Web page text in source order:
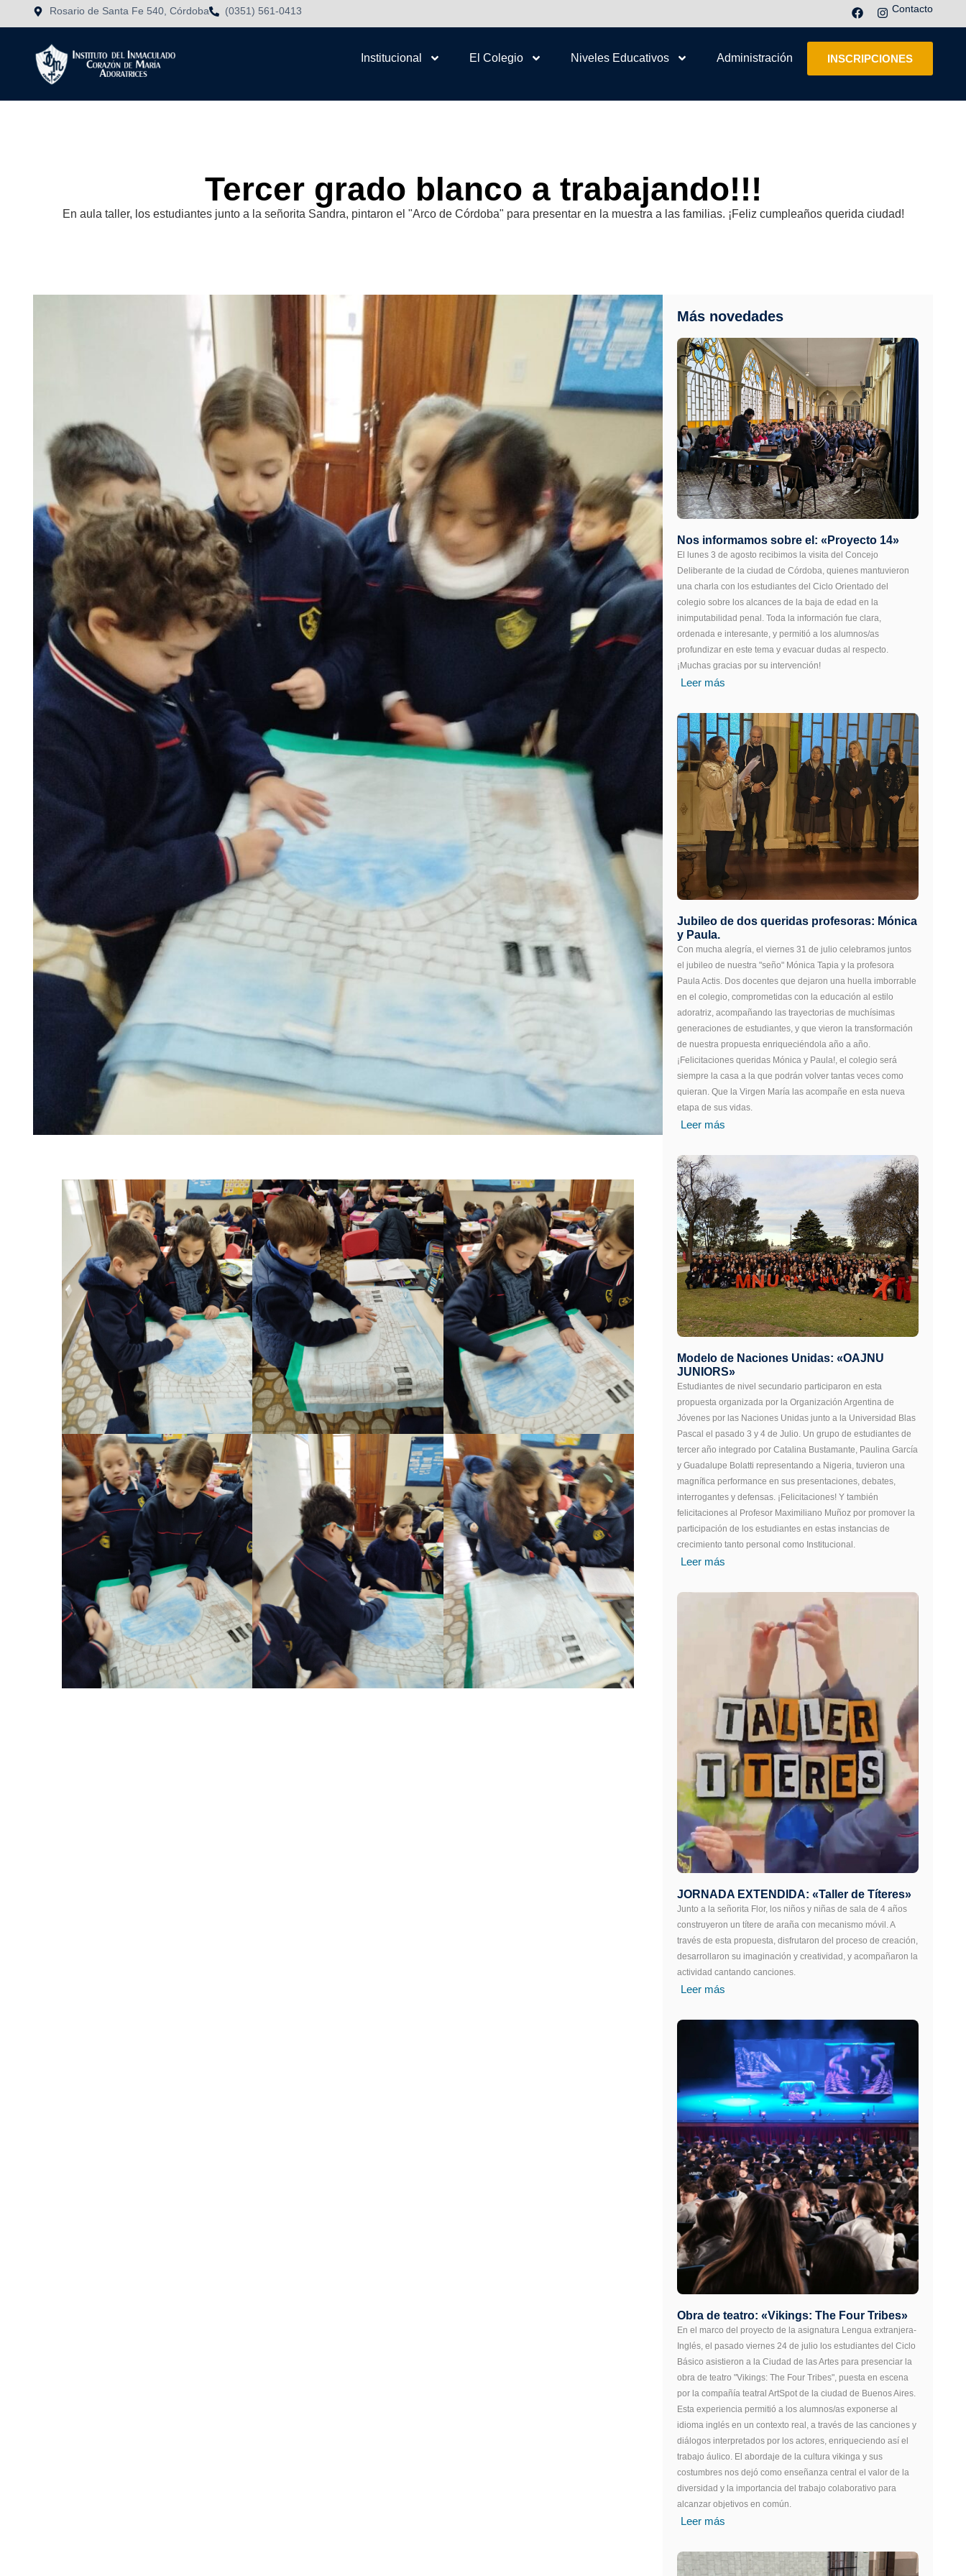
Rosario de Santa Fe 540, Córdoba (0351) 561-0413 Contacto
Institucional El Colegio Niveles Educativos Administración INSCRIPCIONES
Tercer grado blanco a trabajando!!!
En aula taller, los estudiantes junto a la señorita Sandra, pintaron el "Arco de Córdoba" para presentar en la muestra a las familias. ¡Feliz cumpleaños querida ciudad!
Más novedades
Nos informamos sobre el: «Proyecto 14»
El lunes 3 de agosto recibimos la visita del Concejo
Deliberante de la ciudad de Córdoba, quienes mantuvieron
una charla con los estudiantes del Ciclo Orientado del
colegio sobre los alcances de la baja de edad en la
inimputabilidad penal. Toda la información fue clara,
ordenada e interesante, y permitió a los alumnos/as
profundizar en este tema y evacuar dudas al respecto.
¡Muchas gracias por su intervención!
Leer más
Jubileo de dos queridas profesoras: Mónica
y Paula.
Con mucha alegría, el viernes 31 de julio celebramos juntos
el jubileo de nuestra "seño" Mónica Tapia y la profesora
Paula Actis. Dos docentes que dejaron una huella imborrable
en el colegio, comprometidas con la educación al estilo
adoratriz, acompañando las trayectorias de muchísimas
generaciones de estudiantes, y que vieron la transformación
de nuestra propuesta enriqueciéndola año a año.
¡Felicitaciones queridas Mónica y Paula!, el colegio será
siempre la casa a la que podrán volver tantas veces como
quieran. Que la Virgen María las acompañe en esta nueva
etapa de sus vidas.
Leer más
Modelo de Naciones Unidas: «OAJNU
JUNIORS»
Estudiantes de nivel secundario participaron en esta
propuesta organizada por la Organización Argentina de
Jóvenes por las Naciones Unidas junto a la Universidad Blas
Pascal el pasado 3 y 4 de Julio. Un grupo de estudiantes de
tercer año integrado por Catalina Bustamante, Paulina García
y Guadalupe Bolatti representando a Nigeria, tuvieron una
magnífica performance en sus presentaciones, debates,
interrogantes y defensas. ¡Felicitaciones! Y también
felicitaciones al Profesor Maximiliano Muñoz por promover la
participación de los estudiantes en estas instancias de
crecimiento tanto personal como Institucional.
Leer más
JORNADA EXTENDIDA: «Taller de Títeres»
Junto a la señorita Flor, los niños y niñas de sala de 4 años
construyeron un títere de araña con mecanismo móvil. A
través de esta propuesta, disfrutaron del proceso de creación,
desarrollaron su imaginación y creatividad, y acompañaron la
actividad cantando canciones.
Leer más
Obra de teatro: «Vikings: The Four Tribes»
En el marco del proyecto de la asignatura Lengua extranjera-
Inglés, el pasado viernes 24 de julio los estudiantes del Ciclo
Básico asistieron a la Ciudad de las Artes para presenciar la
obra de teatro "Vikings: The Four Tribes", puesta en escena
por la compañía teatral ArtSpot de la ciudad de Buenos Aires.
Esta experiencia permitió a los alumnos/as exponerse al
idioma inglés en un contexto real, a través de las canciones y
diálogos interpretados por los actores, enriqueciendo así el
trabajo áulico. El abordaje de la cultura vikinga y sus
costumbres nos dejó como enseñanza central el valor de la
diversidad y la importancia del trabajo colaborativo para
alcanzar objetivos en común.
Leer más